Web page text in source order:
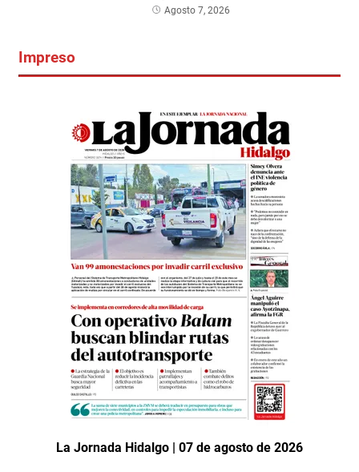
Agosto 7, 2026
Impreso
La Jornada Hidalgo | 07 de agosto de 2026